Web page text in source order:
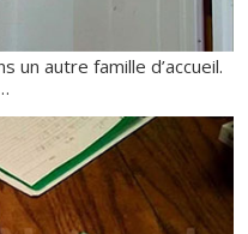
un autre famille d’accueil.